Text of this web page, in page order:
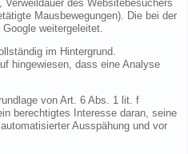
des Websitebesuchers
Mausbewegungen). Die bei der
weitergeleitet.
im Hintergrund.
hingewiesen, dass eine Analyse
von Art. 6 Abs. 1 lit. f
berechtigtes Interesse daran, seine
Ausspähung und vor